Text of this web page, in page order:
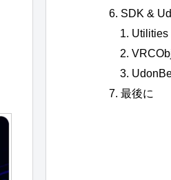
SDK &
Utilities
最後に